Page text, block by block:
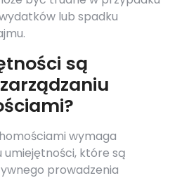
lub spadku
są
wymaga
umiejętności, które są
prowadzenia